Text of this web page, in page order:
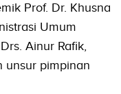
Prof. Dr. Khusna
Umum
Ainur Rafik,
unsur pimpinan